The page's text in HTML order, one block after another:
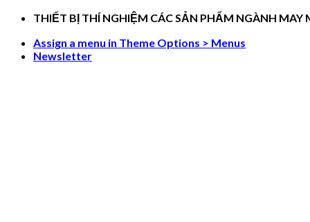
Skip
content
THIẾT BỊ THÍ NGHIỆM CÁC SẢN PHẨM NGÀNH MAY
Assign a menu in Theme Options > Menus
Newsletter